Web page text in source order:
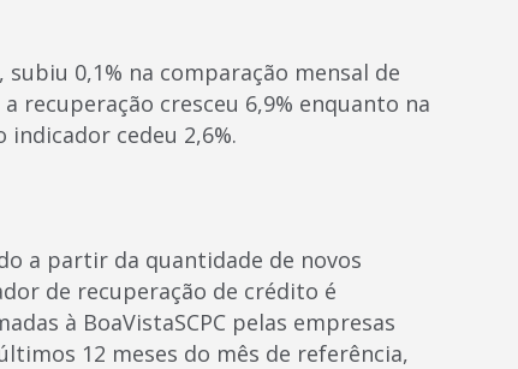
0,1% na comparação mensal de
recuperação cresceu 6,9% enquanto na
cedeu 2,6%.
a partir da quantidade de novos
de recuperação de crédito é
à BoaVistaSCPC pelas empresas
12 meses do mês de referência,